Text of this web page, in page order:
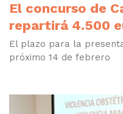
El concurso de
repartirá 4.500
El plazo para la
próximo 14 de febrero